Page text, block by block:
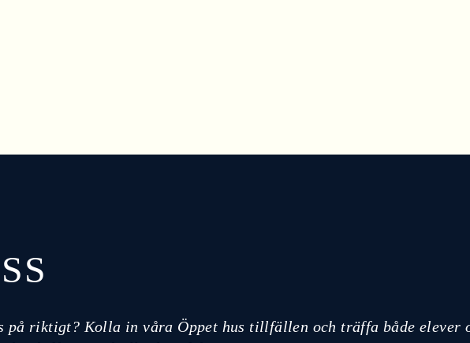
på riktigt? Kolla in våra Öppet hus tillfällen och träffa både elever